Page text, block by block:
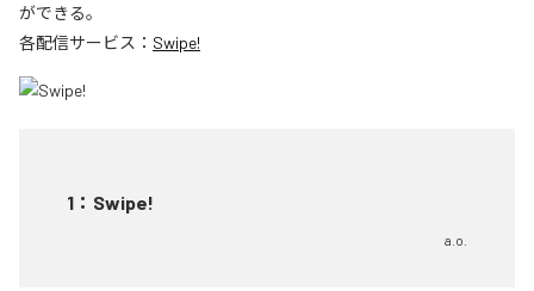
ができる。
各配信サービス： Swipe!
1 ： Swipe!
a.o.